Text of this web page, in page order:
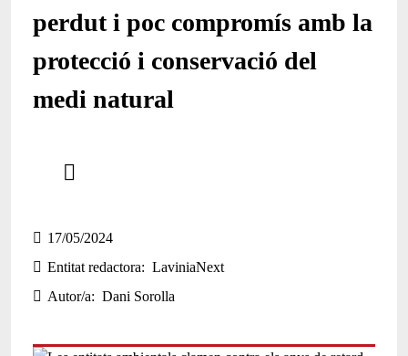
perdut i poc compromís amb la
protecció i conservació del
medi natural
17/05/2024
Entitat redactora
LaviniaNext
Autor/a
Dani Sorolla